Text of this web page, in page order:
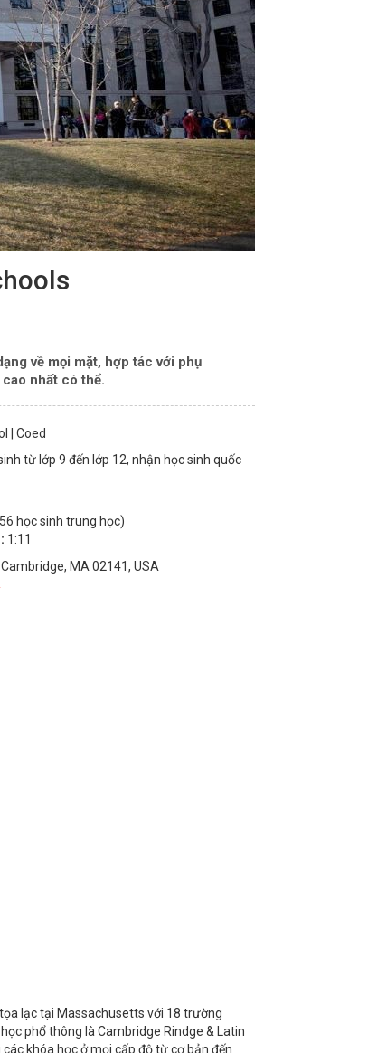
về mọi mặt, hợp tác với phụ
nhất có thể.
| Coed
từ lớp 9 đến lớp 12, nhận học sinh quốc
học sinh trung học)
1:11
MA 02141, USA
lạc tại Massachusetts với 18 trường
phổ thông là Cambridge Rindge & Latin
khóa học ở mọi cấp độ từ cơ bản đến